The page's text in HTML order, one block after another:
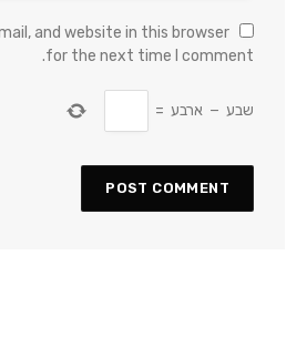
and website in this browser
for the next time I comment.
שבע − ארבע =